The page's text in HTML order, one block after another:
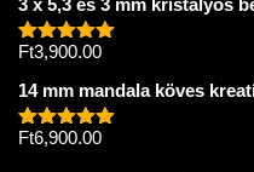
3 x 5,3 és 3 mm kristályos
Értékelés:
Ft3,900.00
14 mm mandala köves
Értékelés:
Ft6,900.00